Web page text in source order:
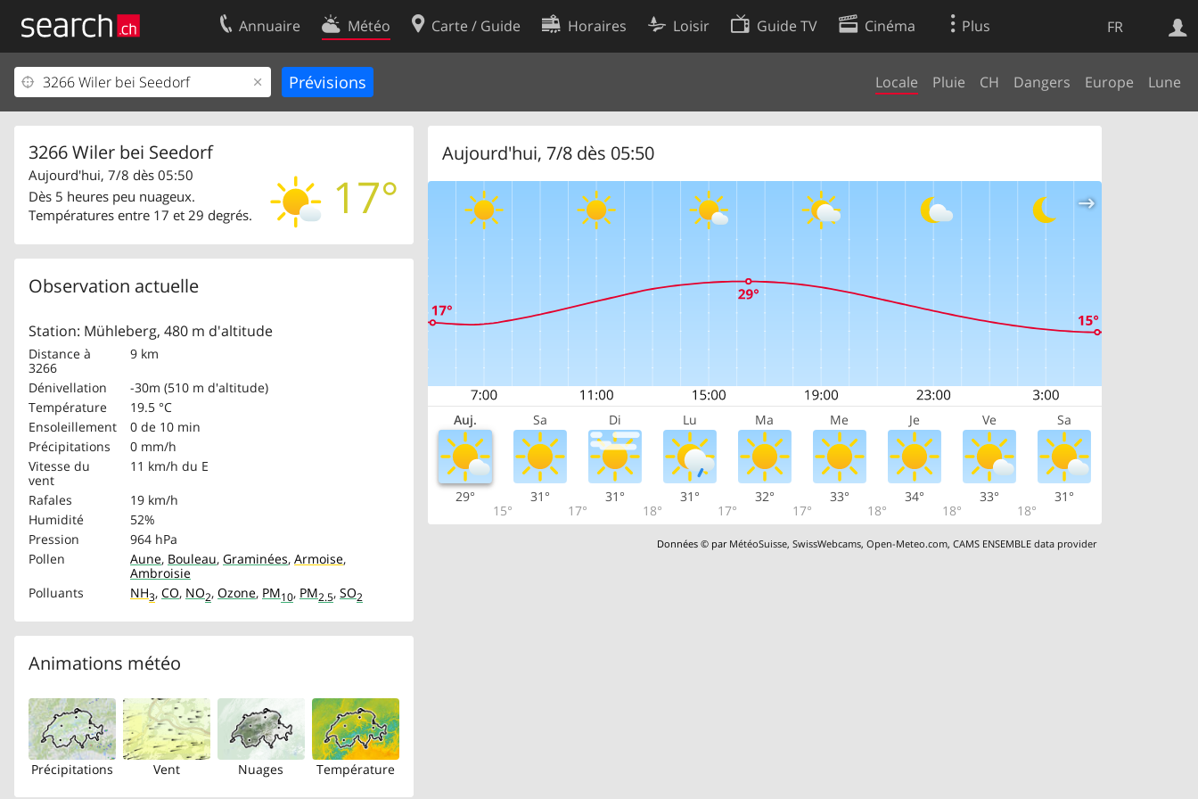
FR
Annuaire Météo Carte / Guide Horaires Loisir Guide TV Cinéma Plus
Locale Pluie CH Dangers Europe Lune
3266 Wiler bei Seedorf
17°
Aujourd'hui, 7/8 dès 05:50
Dès 5 heures peu nuageux.
Températures entre 17 et 29 degrés.
Observation actuelle
Station: Mühleberg, 480 m d'altitude
Distance à
3266
9 km
Dénivellation
-30m (510 m d'altitude)
Température
19.5 °C
Ensoleillement
0 de 10 min
Précipitations
0 mm/h
Vitesse du
vent
11 km/h du E
Rafales
19 km/h
Humidité
52%
Pression
964 hPa
Pollen
Aune, Bouleau, Graminées, Armoise,
Ambroisie
Polluants
NH3, CO, NO2, Ozone, PM10, PM2.5, SO2
Animations météo
Précipitations Vent Nuages Température
Aujourd'hui, 7/8 dès 05:50
Auj. Sa Di Lu Ma Me Je Ve Sa
29°
15°
31°
17°
31°
18°
31°
17°
32°
17°
33°
18°
34°
18°
33°
18°
31°
Données © par MétéoSuisse,SwissWebcams,Open-Meteo.com,CAMS ENSEMBLE data provider
Web
Votre inscription
Centre clients
Mentions Légales
Contact
Conditions d’utilisation
Préférences de cookies